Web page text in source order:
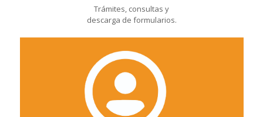
Trámites, consultas y
descarga de formularios.